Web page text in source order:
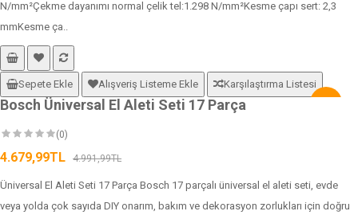
N/mm²Çekme dayanımı normal çelik tel:1.298 N/mm²Kesme çapı sert: 2,3
mmKesme ça..
Sepete Ekle Alışveriş Listeme Ekle Karşılaştırma Listesi
Bosch Üniversal El Aleti Seti 17 Parça
(0)
4.679,99TL 4.991,99TL
Üniversal El Aleti Seti 17 Parça Bosch 17 parçalı üniversal el aleti seti, evde
veya yolda çok sayıda DIY onarım, bakım ve dekorasyon zorlukları için doğru